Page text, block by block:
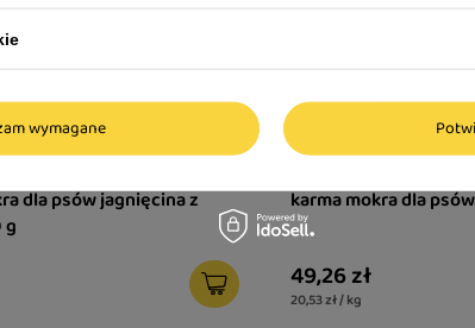
dla psów jagnięcina z
g
karma mokra dla
49,26 zł
20,53 zł / kg
wymagane